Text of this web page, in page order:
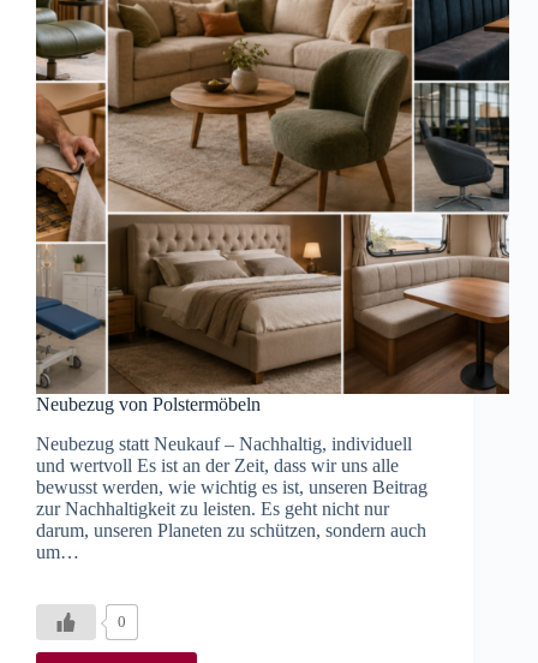
Neubezug von Polstermöbeln
Neubezug statt Neukauf – Nachhaltig, individuell
und wertvoll Es ist an der Zeit, dass wir uns alle
bewusst werden, wie wichtig es ist, unseren Beitrag
zur Nachhaltigkeit zu leisten. Es geht nicht nur
darum, unseren Planeten zu schützen, sondern auch
um…
0